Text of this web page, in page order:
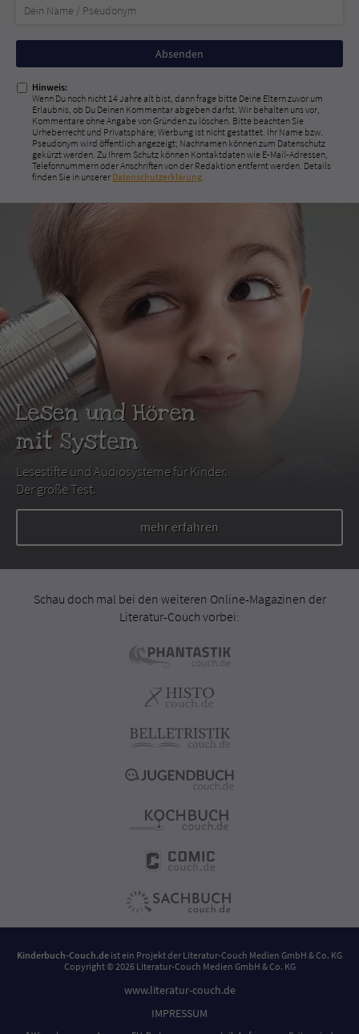
Nicht
ausfüllen!
Hinweis:
Wenn Du noch nicht 14 Jahre alt bist, dann frage bitte Deine Eltern zuvor um
Erlaubnis, ob Du Deinen Kommentar abgeben darfst. Wir behalten uns vor,
Kommentare ohne Angabe von Gründen zu löschen. Bitte beachten Sie
Urheberrecht und Privatsphäre; Werbung ist nicht gestattet. Ihr Name bzw.
Pseudonym wird öffentlich angezeigt; Nachnamen können zum Datenschutz
gekürzt werden. Zu Ihrem Schutz können Kontaktdaten wie E-Mail-Adressen,
Telefonnummern oder Anschriften von der Redaktion entfernt werden. Details
finden Sie in unserer Datenschutzerklärung.
Lesen und Hören
mit System
Lesestifte und Audiosysteme für Kinder.
Der große Test.
mehr erfahren
Schau doch mal bei den weiteren Online-Magazinen der
Literatur-Couch vorbei:
Kinderbuch-Couch.de ist ein Projekt der Literatur-Couch Medien GmbH & Co. KG
Copyright © 2026 Literatur-Couch Medien GmbH & Co. KG
www.literatur-couch.de
IMPRESSUM